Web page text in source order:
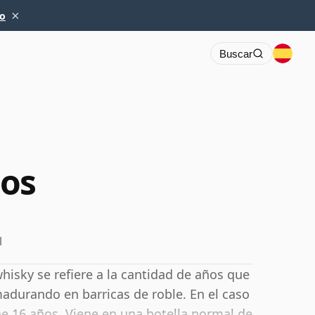
×
Buscar
se refiere a la cantidad de años que
en barricas de roble. En el caso